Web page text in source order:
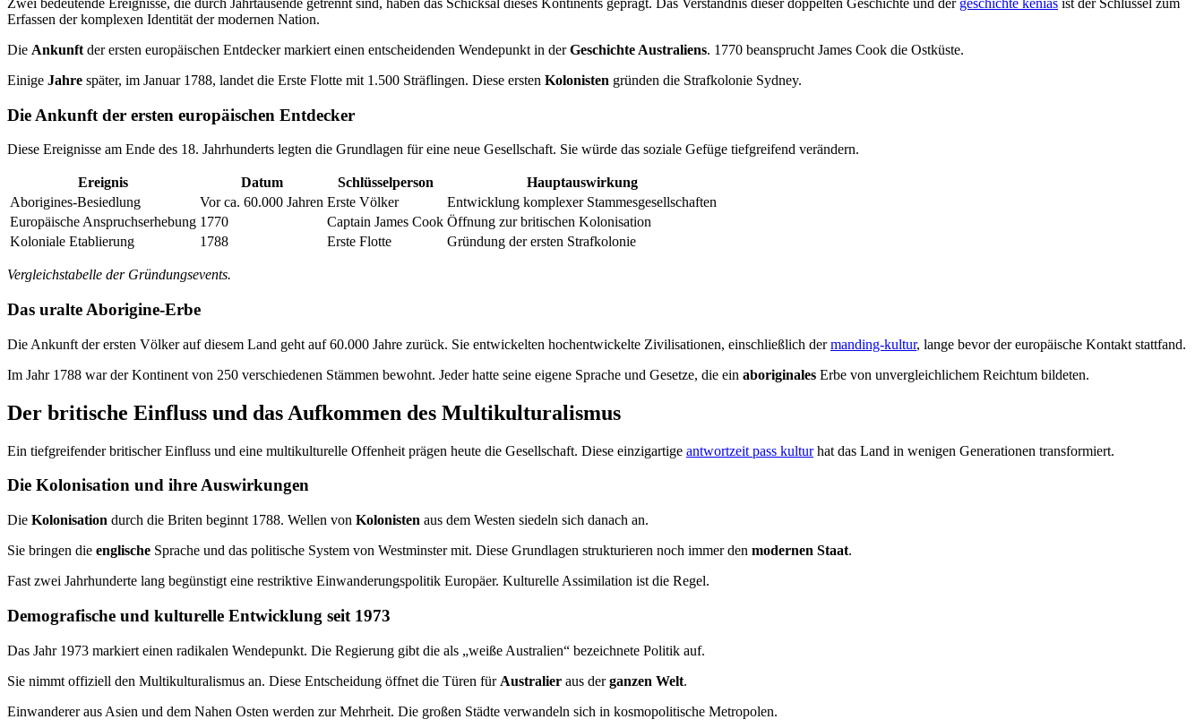
Zwei bedeutende Ereignisse, die durch Jahrtausende getrennt sind, haben das Schicksal dieses Kontinents geprägt. Das Verständnis dieser doppelten Geschichte und der geschichte kenias ist der Schlüssel zum
Erfassen der komplexen Identität der modernen Nation.
Die Ankunft der ersten europäischen Entdecker markiert einen entscheidenden Wendepunkt in derGeschichte Australiens. 1770 beansprucht James Cook die Ostküste.
Einige Jahre später, im Januar 1788, landet die Erste Flotte mit 1.500 Sträflingen. Diese ersten Kolonisten gründen die Strafkolonie Sydney.
Die Ankunft der ersten europäischen Entdecker
Diese Ereignisse am Ende des 18. Jahrhunderts legten die Grundlagen für eine neue Gesellschaft. Sie würde das soziale Gefüge tiefgreifend verändern.
Ereignis Datum Schlüsselperson
Hauptauswirkung
Aborigines-Besiedlung
Vor ca. 60.000 Jahren Erste Völker
Entwicklung komplexer Stammesgesellschaften
Europäische Anspruchserhebung 1770 Captain James Cook Öffnung zur britischen Kolonisation
Koloniale Etablierung
1788 Erste Flotte Gründung der ersten Strafkolonie
Vergleichstabelle der Gründungsevents.
Das uralte Aborigine-Erbe
Die Ankunft der ersten Völker auf diesem Land geht auf 60.000 Jahre zurück. Sie entwickelten hochentwickelte Zivilisationen, einschließlich dermanding-kultur, lange bevor der europäische Kontakt stattfand.
Im Jahr 1788 war der Kontinent von 250 verschiedenen Stämmen bewohnt. Jeder hatte seine eigene Sprache und Gesetze, die ein aboriginales Erbe von unvergleichlichem Reichtum bildeten.
Der britische Einfluss und das Aufkommen des Multikulturalismus
Ein tiefgreifender britischer Einfluss und eine multikulturelle Offenheit prägen heute die Gesellschaft. Diese einzigartige antwortzeit pass kulturhat das Land in wenigen Generationen transformiert.
Die Kolonisation und ihre Auswirkungen
Die Kolonisation durch die Briten beginnt 1788. Wellen von Kolonisten aus dem Westen siedeln sich danach an.
Sie bringen die englische Sprache und das politische System von Westminster mit. Diese Grundlagen strukturieren noch immer den modernen Staat.
Fast zwei Jahrhunderte lang begünstigt eine restriktive Einwanderungspolitik Europäer. Kulturelle Assimilation ist die Regel.
Demografische und kulturelle Entwicklung seit 1973
Das Jahr 1973 markiert einen radikalen Wendepunkt. Die Regierung gibt die als „weiße Australien“ bezeichnete Politik auf.
Sie nimmt offiziell den Multikulturalismus an. Diese Entscheidung öffnet die Türen für Australier aus derganzen Welt.
Einwanderer aus Asien und dem Nahen Osten werden zur Mehrheit. Die großen Städte verwandeln sich in kosmopolitische Metropolen.